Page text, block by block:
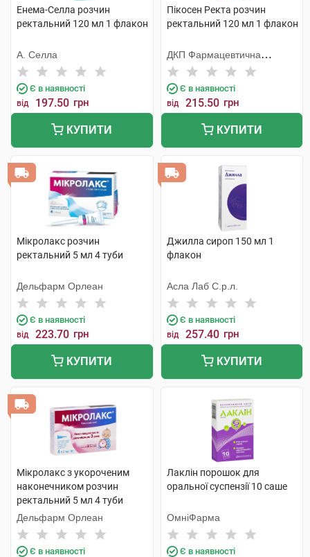
Енема-Селла розчин
ректальний 120 мл 1 флакон
А. Селла
Є в наявності
від 197.50 грн
КУПИТИ
Пікосен Ректа розчин
ректальний 120 мл 1 флакон
ДКП Фармацевтична
фабрика
Є в наявності
від 215.50 грн
КУПИТИ
Мікролакс розчин
ректальний 5 мл 4 туби
Дельфарм Орлеан
Є в наявності
від 223.70 грн
КУПИТИ
Джилла сироп 150 мл 1
флакон
Асла Лаб С.р.л.
Є в наявності
від 257.40 грн
КУПИТИ
Мікролакс з укороченим
наконечником розчин
ректальний 5 мл 4 туби
Дельфарм Орлеан
Є в наявності
Лаклін порошок для
оральної суспензії 10 саше
ОмніФарма
Є в наявності